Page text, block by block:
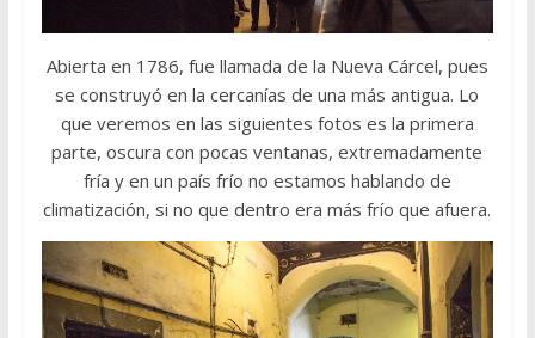
Abierta en 1786, fue llamada de la Nueva Cárcel, pues
se construyó en la cercanías de una más antigua. Lo
que veremos en las siguientes fotos es la primera
parte, oscura con pocas ventanas, extremadamente
fría y en un país frío no estamos hablando de
climatización, si no que dentro era más frío que afuera.